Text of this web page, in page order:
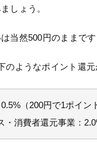
しょう。
当然500円のままです
のようなポイント還元
（200円で1ポイン
・消費者還元事業：